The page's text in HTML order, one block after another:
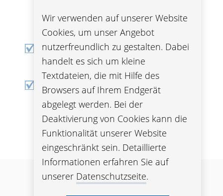
durchgehend in dieser Gruppe
versichert
Gruppenkondititonen bestehen bei
Pensionierung weiter
keine Nachteile durch Tätigkeitwechsel
(von Bundeslehrer:innen zu
Schulverwaltung und umgekehrt)
Wir verwenden auf unserer Website
Cookies, um unser Angebot
nutzerfreundlich zu gestalten. Dabei
handelt es sich um kleine
Textdateien, die mit Hilfe des
Browsers auf Ihrem Endgerät
abgelegt werden. Bei der
Deaktivierung von Cookies kann die
Funktionalität unserer Website
eingeschränkt sein. Detaillierte
Informationen erfahren Sie auf
unserer Datenschutzseite.